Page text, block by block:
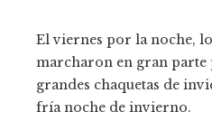
El viernes por la noche,
marcharon en gran parte
grandes chaquetas de
fría noche de invierno.